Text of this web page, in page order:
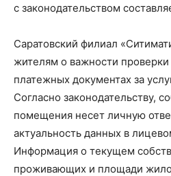
с законодательством
Саратовский филиал
жителям о важности
платежных документах за
Согласно законодательству,
помещения несет личную
актуальность данных в
Информация о текущем
проживающих и площади